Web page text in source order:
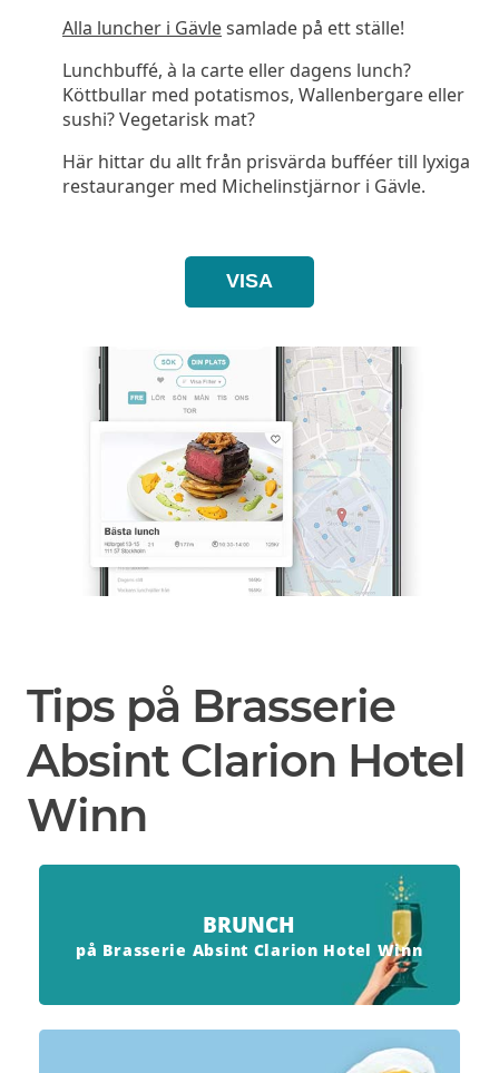
Alla luncher i Gävlesamlade på ett ställe!
Lunchbuffé, à la carte eller dagens lunch?
Köttbullar med potatismos, Wallenbergare eller
sushi? Vegetarisk mat?
Här hittar du allt från prisvärda bufféer till lyxiga
restauranger med Michelinstjärnor i Gävle.
VISA
Tips på Brasserie
Absint Clarion Hotel
Winn
BRUNCH
på Brasserie Absint Clarion Hotel Winn